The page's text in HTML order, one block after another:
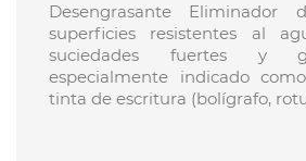
Desengrasante Eliminador
superficies resistentes al
suciedades fuertes y
especialmente indicado
tinta de escritura (bolígrafo,